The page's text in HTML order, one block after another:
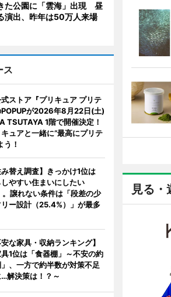
見る・
た公園に「雲海」出現 昼
演出、昨年は50万人来場
ス
ストア『プリキュア プリテ
POPUPが2026年8月22日(土)
TSUTAYA 1階で開催決定！
ュアと一緒に“最高にプリテ
う！
み替え調査】きっかけ1位は
しやすい住まいにしたい
。譲れない条件は「段差の少
ー設計（25.4%）」が最多
安な家具・収納ランキング】
1位は「食器棚」～不安の約
、一方で約半数が対策不足
解決策は！？～